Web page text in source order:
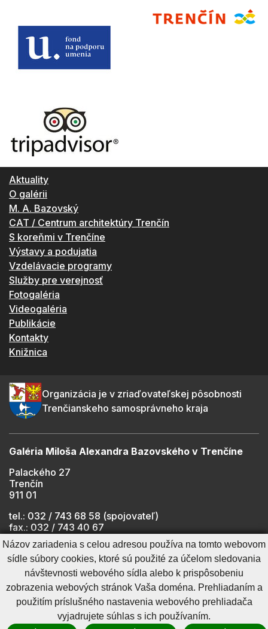
Aktuality
O galérii
M. A. Bazovský
CAT / Centrum architektúry Trenčín
S koreňmi v Trenčíne
Výstavy a podujatia
Vzdelávacie programy
Služby pre verejnosť
Fotogaléria
Videogaléria
Publikácie
Kontakty
Knižnica
Organizácia je v zriaďovateľskej pôsobnosti
Trenčianskeho samosprávneho kraja
Galéria Miloša Alexandra Bazovského v Trenčíne
Palackého 27
Trenčín
911 01
tel.: 032 / 743 68 58 (spojovateľ)
fax.: 032 / 743 40 67
e-mail:
info@gmab.sk
Cookies nastavenie
Ochrana osobných údajov
Cookies - viac informácií
Vyhlásenie o prístupnosti
Technický prevádzkovateľ
Správca obsahu
GenerujeCMS BUXUS
Názov zariadenia s celou adresou používa na tomto webovom
sídle súbory cookies, ktoré sú použité za účelom sledovania
návštevnosti webového sídla alebo k prispôsobeniu
zobrazenia webových stránok Vaša doména. Prehliadaním a
použitím príslušného nastavenia webového prehliadača
vyjadrujete súhlas s ich používaním.